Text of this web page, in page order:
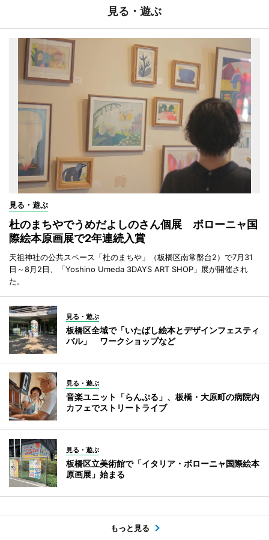
見る・遊ぶ
見る・遊ぶ
杜のまちやでうめだよしのさん個展 ボローニャ国
際絵本原画展で2年連続入賞
天祖神社の公共スペース「杜のまちや」（板橋区南常盤台2）で7月31
日～8月2日、「Yoshino Umeda 3DAYS ART SHOP」展が開催され
た。
見る・遊ぶ
板橋区全域で「いたばし絵本とデザインフェスティ
バル」 ワークショップなど
見る・遊ぶ
音楽ユニット「らんぷる」、板橋・大原町の病院内
カフェでストリートライブ
見る・遊ぶ
板橋区立美術館で「イタリア・ボローニャ国際絵本
原画展」始まる
もっと見る